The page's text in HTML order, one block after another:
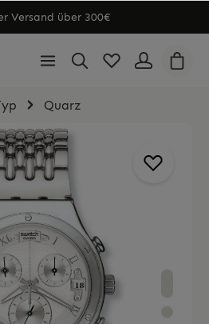
Versand über 300€
Quarz